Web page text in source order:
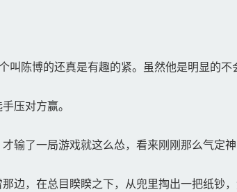
叫陈博的还真是有趣的紧。虽然他是明显的不
压对方赢。
输了一局游戏就这么怂，看来刚刚那么气定神
边，在总目睽睽之下，从兜里掏出一把纸钞